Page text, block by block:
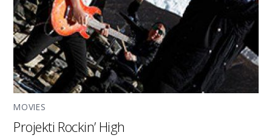
MOVIES
Projekti Rockin’ High